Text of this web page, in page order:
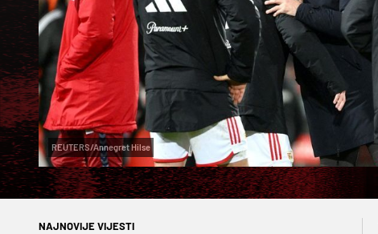
REUTERS/Annegret Hilse
NAJNOVIJE VIJESTI